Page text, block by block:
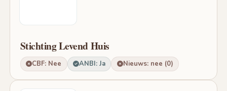
Stichting Levend Huis
CBF: Nee ANBI: Ja Nieuws: nee (0)